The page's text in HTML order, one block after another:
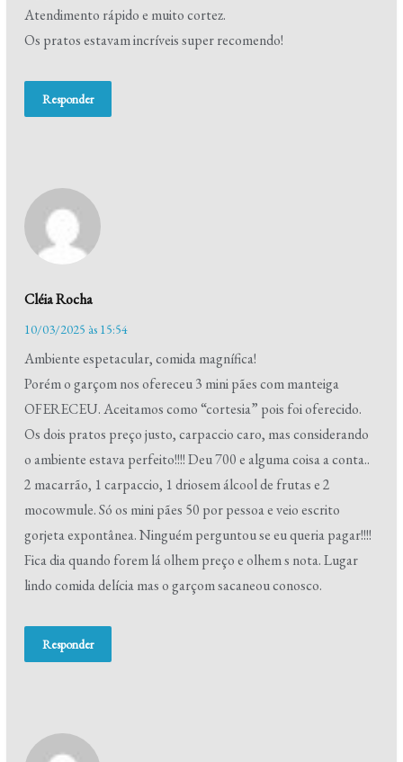
Atendimento rápido e muito cortez.
Os pratos estavam incríveis super recomendo!
Responder
Cléia Rocha
10/03/2025 às 15:54
Ambiente espetacular, comida magnífica!
Porém o garçom nos ofereceu 3 mini pães com manteiga
OFERECEU. Aceitamos como “cortesia” pois foi oferecido.
Os dois pratos preço justo, carpaccio caro, mas considerando
o ambiente estava perfeito!!!! Deu 700 e alguma coisa a conta..
2 macarrão, 1 carpaccio, 1 driosem álcool de frutas e 2
mocowmule. Só os mini pães 50 por pessoa e veio escrito
gorjeta expontânea. Ninguém perguntou se eu queria pagar!!!!
Fica dia quando forem lá olhem preço e olhem s nota. Lugar
lindo comida delícia mas o garçom sacaneou conosco.
Responder